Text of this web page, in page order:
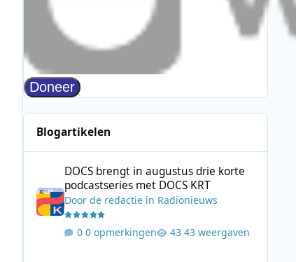
Blogartikelen
DOCS brengt in augustus drie korte
podcastseries met DOCS KRT
Door de redactiein Radionieuws
0 opmerkingen 43 weergaven